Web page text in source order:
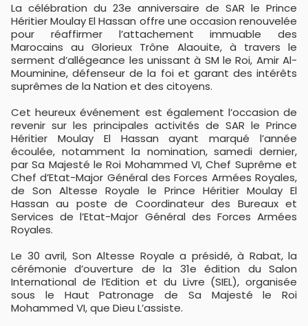
La célébration du 23e anniversaire de SAR le Prince
Héritier Moulay El Hassan offre une occasion renouvelée
pour réaffirmer l’attachement immuable des
Marocains au Glorieux Trône Alaouite, à travers le
serment d’allégeance les unissant à SM le Roi, Amir Al-
Mouminine, défenseur de la foi et garant des intérêts
suprêmes de la Nation et des citoyens.
Cet heureux événement est également l’occasion de
revenir sur les principales activités de SAR le Prince
Héritier Moulay El Hassan ayant marqué l’année
écoulée, notamment la nomination, samedi dernier,
par Sa Majesté le Roi Mohammed VI, Chef Suprême et
Chef d’Etat-Major Général des Forces Armées Royales,
de Son Altesse Royale le Prince Héritier Moulay El
Hassan au poste de Coordinateur des Bureaux et
Services de l’Etat-Major Général des Forces Armées
Royales.
Le 30 avril, Son Altesse Royale a présidé, à Rabat, la
cérémonie d’ouverture de la 31e édition du Salon
International de l’Edition et du Livre (SIEL), organisée
sous le Haut Patronage de Sa Majesté le Roi
Mohammed VI, que Dieu L’assiste.